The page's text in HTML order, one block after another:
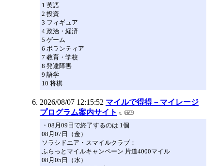
1 英語
2 投資
3 フィギュア
4 政治・経済
5 ゲーム
6 ボランティア
7 教育・学校
8 発達障害
9 語学
10 将棋
2026/08/07 12:15:52 マイルで得得－マイレージ
プログラム案内サイト
・08月09日で終了するのは 1個
08月07日（金）
ソラシドエア・スマイルクラブ：
ふらっとマイルキャンペーン 片道4000マイル
08月05日（水）